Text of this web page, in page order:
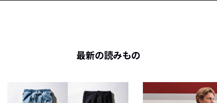
最新の読みもの